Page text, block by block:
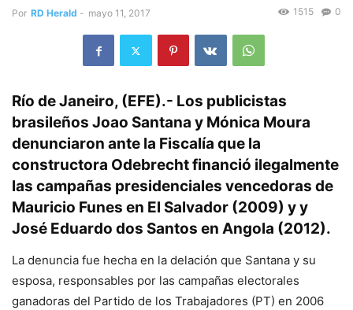
Por RD Herald - mayo 11, 2017 0
1515
Río de Janeiro, (EFE).- Los publicistas
brasileños Joao Santana y Mónica Moura
denunciaron ante la Fiscalía que la
constructora Odebrecht financió ilegalmente
las campañas presidenciales vencedoras de
Mauricio Funes en El Salvador (2009) y y
José Eduardo dos Santos en Angola (2012).
La denuncia fue hecha en la delación que Santana y su
esposa, responsables por las campañas electorales
ganadoras del Partido de los Trabajadores (PT) en 2006